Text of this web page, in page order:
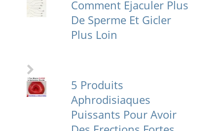
Comment Ejaculer Plus
De Sperme Et Gicler
Plus Loin
5 Produits
Aphrodisiaques
Puissants Pour Avoir